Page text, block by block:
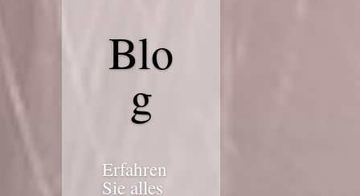
Blo
g
Erfahren
Sie alles